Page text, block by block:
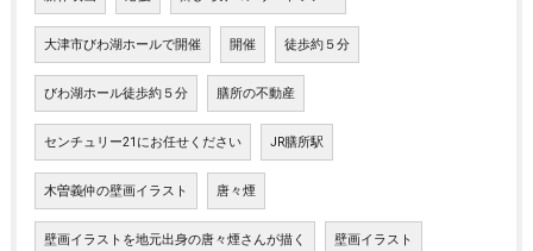
大津市びわ湖ホールで開催 開催 徒歩約５分
びわ湖ホール徒歩約５分 膳所の不動産
センチュリー21にお任せください JR膳所駅
木曽義仲の壁画イラスト 唐々煙
壁画イラストを地元出身の唐々煙さんが描く 壁画イラスト